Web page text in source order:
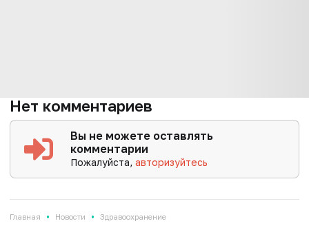
Нет комментариев
Вы не можете оставлять
комментарии
Пожалуйста,авторизуйтесь
Главная • Новости • Здравоохранение